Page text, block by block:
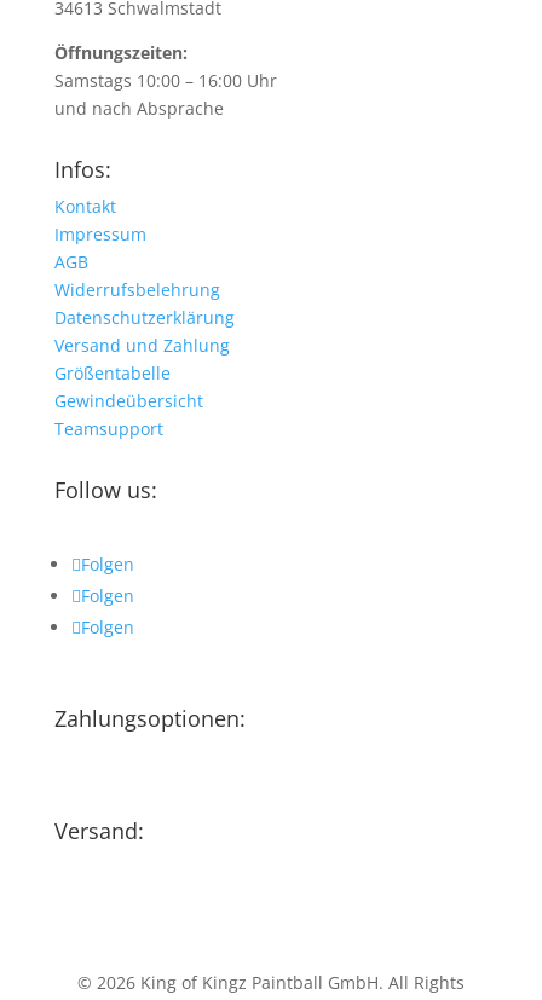
34613 Schwalmstadt
Öffnungszeiten:
Samstags 10:00 – 16:00 Uhr
und nach Absprache
Infos:
Kontakt
Impressum
AGB
Widerrufsbelehrung
Datenschutzerklärung
Versand und Zahlung
Größentabelle
Gewindeübersicht
Teamsupport
Follow us:
Folgen
Folgen
Folgen
Zahlungsoptionen:
Versand:
© 2026 King of Kingz Paintball GmbH. All Rights